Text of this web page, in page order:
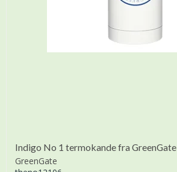
Indigo No 1 termokande fra GreenGate
GreenGate